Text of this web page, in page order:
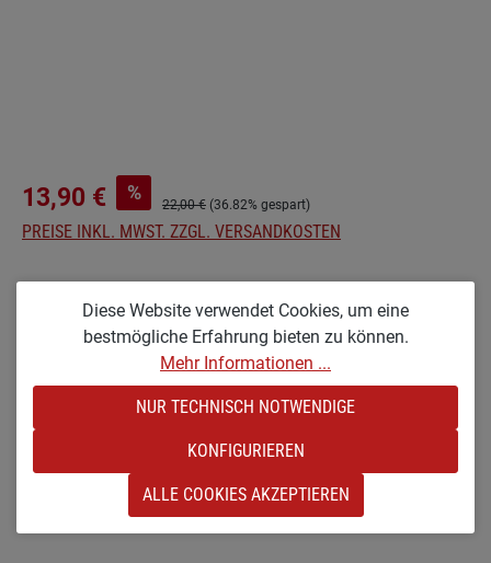
13,90 € %
22,00 € (36.82% gespart)
PREISE INKL. MWST. ZZGL. VERSANDKOSTEN
auswählen
MR [MEDIUM & ROH]
(DIESE OPTION IST ZURZEIT NICHT VERFÜGBAR.)
Zum Merkzettel hinzufügen
Produktnummer:
Diese Website verwendet Cookies, um eine
bestmögliche Erfahrung bieten zu können.
Mehr Informationen ...
NUR TECHNISCH NOTWENDIGE
KONFIGURIEREN
ALLE COOKIES AKZEPTIEREN